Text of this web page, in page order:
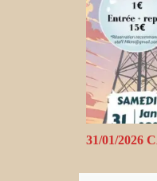
31/01/2026